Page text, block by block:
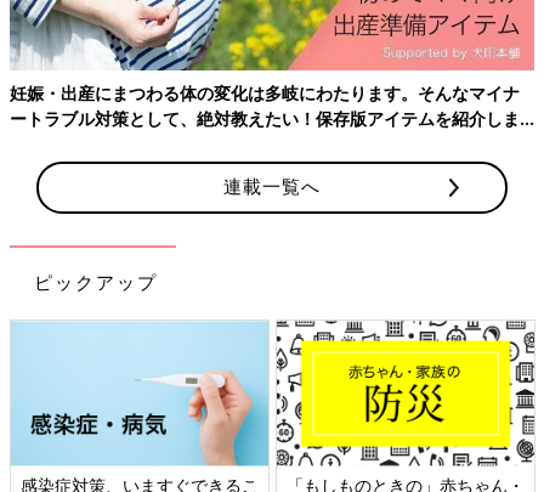
妊娠・出産にまつわる体の変化は多岐にわたります。そんなマイナ
ートラブル対策として、絶対教えたい！保存版アイテムを紹介しま
連載一覧へ
ピックアップ
感染症対策、いますぐできるこ
「もしものときの」赤ちゃん・